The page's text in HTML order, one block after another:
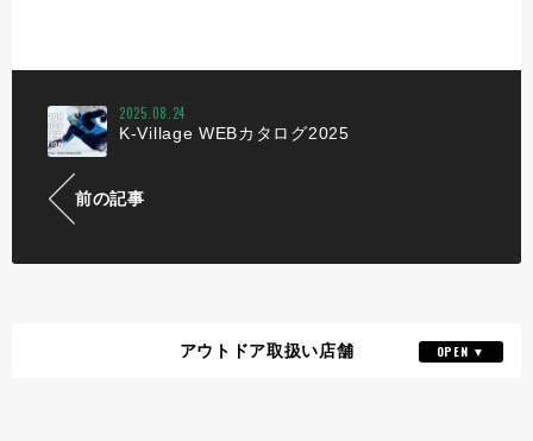
2025.08.24
K-Village WEBカタログ2025
前の記事
アウトドア取扱い店舗